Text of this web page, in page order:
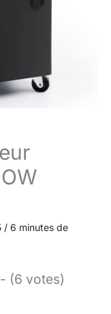
/ 6 minutes de
(6 votes)